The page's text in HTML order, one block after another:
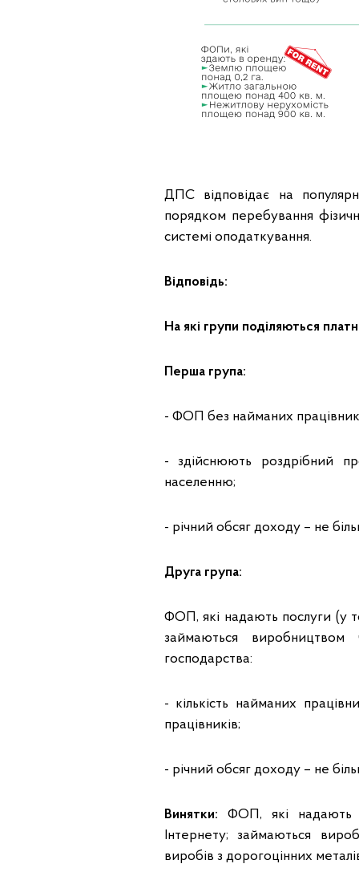
ДПС відповідає на
порядком перебування
системі оподаткування.
Відповідь:
На які групи поділяються
Перша група:
- ФОП без найманих
- здійснюють роздрібний
населенню;
- річний обсяг доходу – не
Друга група:
ФОП, які надають послуги (у
займаються
господарства:
- кількість найманих
працівників;
- річний обсяг доходу – не
Винятки: ФОП, які надають
Інтернету; займаються
виробів з дорогоцінних